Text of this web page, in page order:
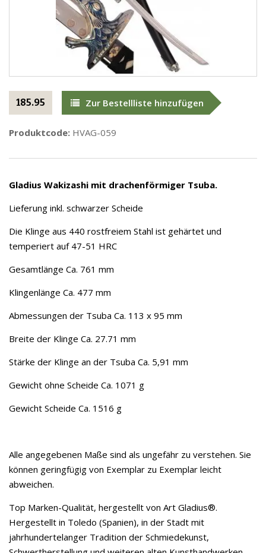
185.95 Zur Bestellliste hinzufügen
Produktcode: HVAG-059
Gladius Wakizashi mit drachenförmiger Tsuba.
Lieferung inkl. schwarzer Scheide
Die Klinge aus 440 rostfreiem Stahl ist gehärtet und
temperiert auf 47-51 HRC
Gesamtlänge Ca. 761 mm
Klingenlänge Ca. 477 mm
Abmessungen der Tsuba Ca. 113 x 95 mm
Breite der Klinge Ca. 27.71 mm
Stärke der Klinge an der Tsuba Ca. 5,91 mm
Gewicht ohne Scheide Ca. 1071 g
Gewicht Scheide Ca. 1516 g
Alle angegebenen Maße sind als ungefähr zu verstehen. Sie
können geringfügig von Exemplar zu Exemplar leicht
abweichen.
Top Marken-Qualität, hergestellt von Art Gladius®.
Hergestellt in Toledo (Spanien), in der Stadt mit
jahrhundertelanger Tradition der Schmiedekunst,